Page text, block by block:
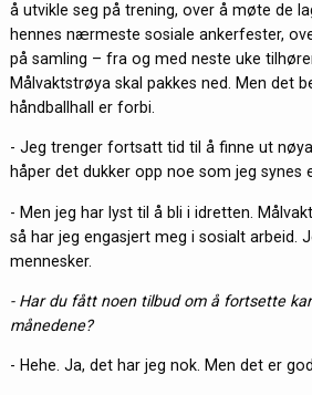
å utvikle seg på trening, over å møte de
hennes nærmeste sosiale ankerfester,
på samling – fra og med neste uke
Målvaktstrøya skal pakkes ned. Men det
håndballhall er forbi.
- Jeg trenger fortsatt tid til å finne ut
håper det dukker opp noe som jeg synes
- Men jeg har lyst til å bli i idretten.
så har jeg engasjert meg i sosialt arbeid.
mennesker.
- Har du fått noen tilbud om å fortsette
månedene?
- Hehe. Ja, det har jeg nok. Men det er